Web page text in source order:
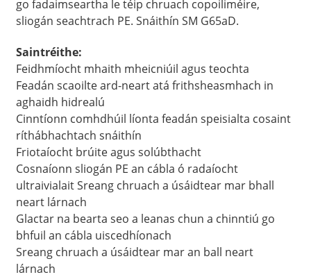
go fadaimseartha le téip chruach copoiliméire,
sliogán seachtrach PE. Snáithín SM G65aD.
Saintréithe:
Feidhmíocht mhaith mheicniúil agus teochta
Feadán scaoilte ard-neart atá frithsheasmhach in
aghaidh hidrealú
Cinntíonn comhdhúil líonta feadán speisialta cosaint
ríthábhachtach snáithín
Friotaíocht brúite agus solúbthacht
Cosnaíonn sliogán PE an cábla ó radaíocht
ultraivialait Sreang chruach a úsáidtear mar bhall
neart lárnach
Glactar na bearta seo a leanas chun a chinntiú go
bhfuil an cábla uiscedhíonach
Sreang chruach a úsáidtear mar an ball neart
lárnach